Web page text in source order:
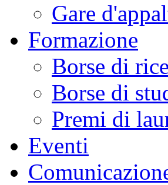
Gare
Formazione
Borse di
Borse di
Premi di
Eventi